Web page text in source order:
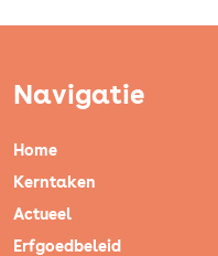
Navigatie
Home
Kerntaken
Actueel
Erfgoedbeleid